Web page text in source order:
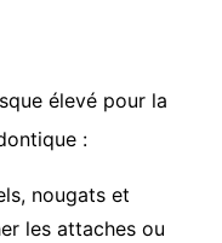
élevé pour la
:
nougats et
les attaches ou